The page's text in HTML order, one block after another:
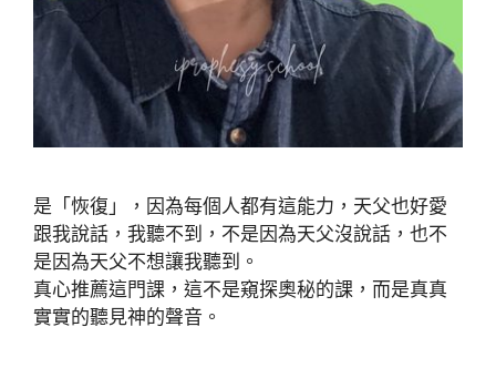
是「恢復」，因為每個人都有這能力，天父也好愛
跟我說話，我聽不到，不是因為天父沒說話，也不
是因為天父不想讓我聽到。
真心推薦這門課，這不是窺探奧秘的課，而是真真
實實的聽見神的聲音。